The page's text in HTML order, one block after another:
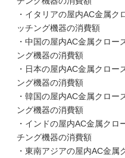
・イタリアの屋内AC金属
ッチング機器の消費額
・中国の屋内AC金属クロ
ング機器の消費額
・日本の屋内AC金属クロ
ング機器の消費額
・韓国の屋内AC金属クロ
ング機器の消費額
・インドの屋内AC金属ク
チング機器の消費額
・東南アジアの屋内AC金